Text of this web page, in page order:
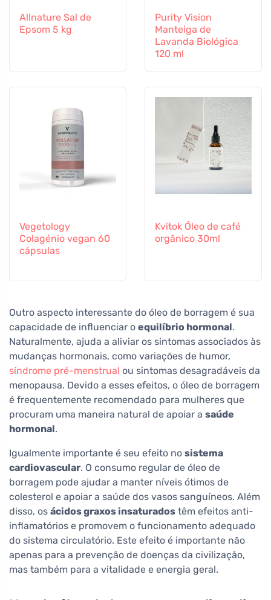
Allnature Sal de
Epsom 5 kg
Purity Vision
Manteiga de
Lavanda Biológica
120 ml
Vegetology
Colagénio vegan 60
cápsulas
Kvitok Óleo de café
orgânico 30ml
Outro aspecto interessante do óleo de borragem é sua
capacidade de influenciar o equilíbrio hormonal.
Naturalmente, ajuda a aliviar os sintomas associados às
mudanças hormonais, como variações de humor,
síndrome pré-menstrual ou sintomas desagradáveis da
menopausa. Devido a esses efeitos, o óleo de borragem
é frequentemente recomendado para mulheres que
procuram uma maneira natural de apoiar a saúde
hormonal.
Igualmente importante é seu efeito no sistema
cardiovascular. O consumo regular de óleo de
borragem pode ajudar a manter níveis ótimos de
colesterol e apoiar a saúde dos vasos sanguíneos. Além
disso, os ácidos graxos insaturados têm efeitos anti-
inflamatórios e promovem o funcionamento adequado
do sistema circulatório. Este efeito é importante não
apenas para a prevenção de doenças da civilização,
mas também para a vitalidade e energia geral.